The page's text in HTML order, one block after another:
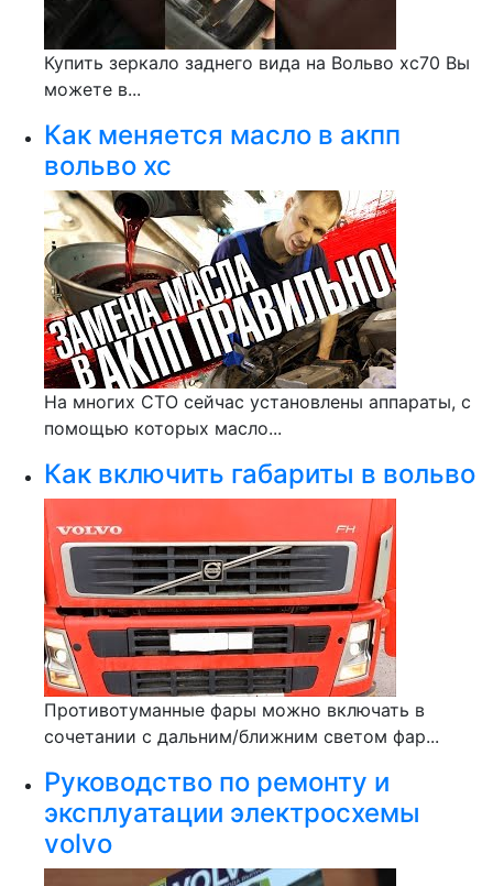
Купить зеркало заднего вида на Вольво xc70 Вы
можете в...
Как меняется масло в акпп
вольво хс
На многих СТО сейчас установлены аппараты, с
помощью которых масло...
Как включить габариты в вольво
Противотуманные фары можно включать в
сочетании с дальним/ближним светом фар...
Руководство по ремонту и
эксплуатации электросхемы
volvo